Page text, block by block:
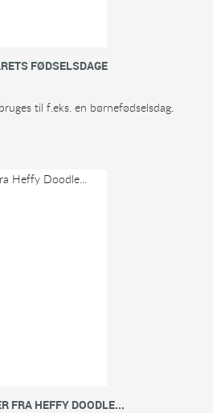
FØDSELSDAGE
til f.eks. en børnefødselsdag.
FRA HEFFY DOODLE...